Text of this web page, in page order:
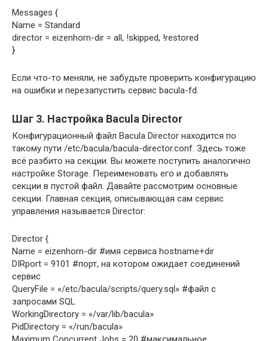
Messages {
Name = Standard
director = eizenhorn-dir = all, !skipped, !restored
}
Если что-то меняли, не забудьте проверить конфигурацию
на ошибки и перезапустить сервис bacula-fd.
Шаг 3. Настройка Bacula Director
Конфигурационный файл Bacula Director находится по
такому пути /etc/bacula/bacula-director.conf. Здесь тоже
всё разбито на секции. Вы можете поступить аналогично
настройке Storage. Переименовать его и добавлять
секции в пустой файл. Давайте рассмотрим основные
секции. Главная секция, описывающая сам сервис
управления называется Director:
Director {
Name = eizenhorn-dir #имя сервиса hostname+dir
DIRport = 9101 #порт, на котором ожидает соединений
сервис
QueryFile = «/etc/bacula/scripts/query.sql» #файл с
запросами SQL
WorkingDirectory = «/var/lib/bacula»
PidDirectory = «/run/bacula»